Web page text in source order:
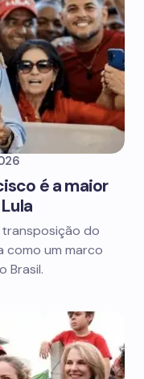
é a maior
do
como um marco
Brasil.